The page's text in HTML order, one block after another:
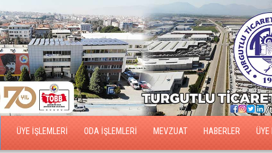
ÜYE İŞLEMLERİ ODA İŞLEMLERİ MEVZUAT HABERLER ÜYE